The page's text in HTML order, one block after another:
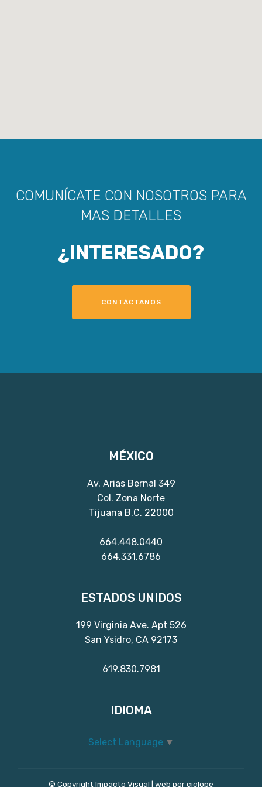
COMUNÍCATE CON NOSOTROS PARA
MAS DETALLES
¿INTERESADO?
CONTÁCTANOS
MÉXICO
Av. Arias Bernal 349
Col. Zona Norte
Tijuana B.C. 22000
664.448.0440
664.331.6786
ESTADOS UNIDOS
199 Virginia Ave. Apt 526
San Ysidro, CA 92173
619.830.7981
IDIOMA
Select Language ▼
© Copyright Impacto Visual | web por ciclope